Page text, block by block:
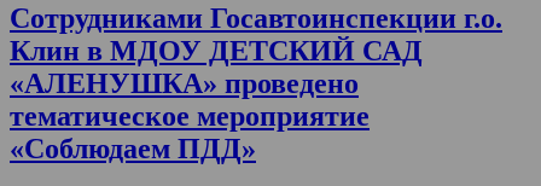
Сотрудниками Госавтоинспекции г.о.
Клин в МДОУ ДЕТСКИЙ САД
«АЛЕНУШКА» проведено
тематическое мероприятие
«Соблюдаем ПДД»